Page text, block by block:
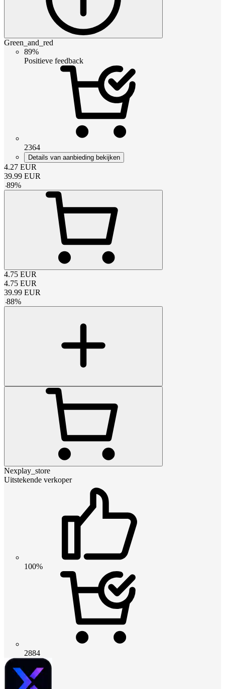
Green_and_red
89%
Positieve feedback
2364
Details van aanbieding bekijken
4.27 EUR
39.99 EUR
-89%
4.75 EUR
4.75 EUR
39.99 EUR
-88%
Nexplay_store
Uitstekende verkoper
100%
2884